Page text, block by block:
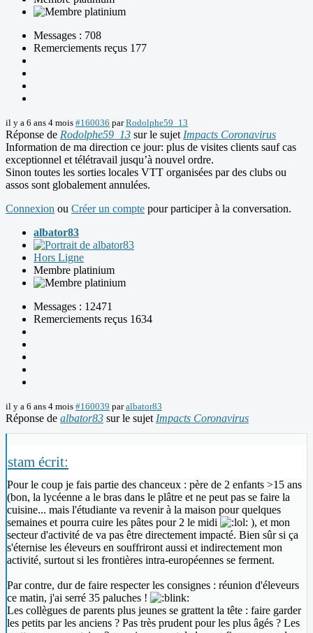
Messages : 708
Remerciements reçus 177
il y a 6 ans 4 mois #160036 parRodolphe59_13
Réponse de Rodolphe59_13 sur le sujet Impacts Coronavirus
Information de ma direction ce jour: plus de visites clients sauf cas
exceptionnel et télétravail jusqu’à nouvel ordre.
Sinon toutes les sorties locales VTT organisées par des clubs ou
assos sont globalement annulées.
Connexion ou Créer un compte pour participer à la conversation.
albator83
Hors Ligne
Membre platinium
Messages : 12471
Remerciements reçus 1634
il y a 6 ans 4 mois #160039 paralbator83
Réponse de albator83 sur le sujet Impacts Coronavirus
stam écrit:
Pour le coup je fais partie des chanceux : père de 2 enfants >15 ans
(bon, la lycéenne a le bras dans le plâtre et ne peut pas se faire la
cuisine... mais l'étudiante va revenir à la maison pour quelques
semaines et pourra cuire les pâtes pour 2 le midi
), et mon
secteur d'activité de va pas être directement impacté. Bien sûr si ça
s'éternise les éleveurs en souffriront aussi et indirectement mon
activité, surtout si les frontières intra-européennes se ferment.
Par contre, dur de faire respecter les consignes : réunion d'éleveurs
ce matin, j'ai serré 35 paluches !
Les collègues de parents plus jeunes se grattent la tête : faire garder
les petits par les anciens ? Pas très prudent pour les plus âgés ? Les